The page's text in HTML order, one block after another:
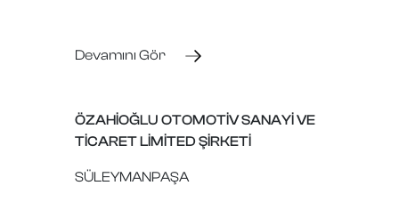
Devamını Gör
ÖZAHİOĞLU OTOMOTİV SANAYİ VE
TİCARET LİMİTED ŞİRKETİ
SÜLEYMANPAŞA